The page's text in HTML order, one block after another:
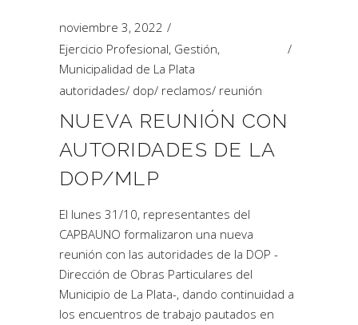
noviembre 3, 2022
Ejercicio Profesional, Gestión,
Municipalidad de La Plata
autoridades/ dop/ reclamos/ reunión
NUEVA REUNIÓN CON
AUTORIDADES DE LA
DOP/MLP
El lunes 31/10, representantes del
CAPBAUNO formalizaron una nueva
reunión con las autoridades de la DOP -
Dirección de Obras Particulares del
Municipio de La Plata-, dando continuidad a
los encuentros de trabajo pautados en